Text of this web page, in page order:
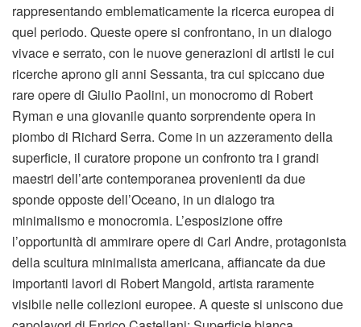
rappresentando emblematicamente la ricerca europea di
quel periodo. Queste opere si confrontano, in un dialogo
vivace e serrato, con le nuove generazioni di artisti le cui
ricerche aprono gli anni Sessanta, tra cui spiccano due
rare opere di Giulio Paolini, un monocromo di Robert
Ryman e una giovanile quanto sorprendente opera in
piombo di Richard Serra. Come in un azzeramento della
superficie, il curatore propone un confronto tra i grandi
maestri dell’arte contemporanea provenienti da due
sponde opposte dell’Oceano, in un dialogo tra
minimalismo e monocromia. L’esposizione offre
l’opportunità di ammirare opere di Carl Andre, protagonista
della scultura minimalista americana, affiancate da due
importanti lavori di Robert Mangold, artista raramente
visibile nelle collezioni europee. A queste si uniscono due